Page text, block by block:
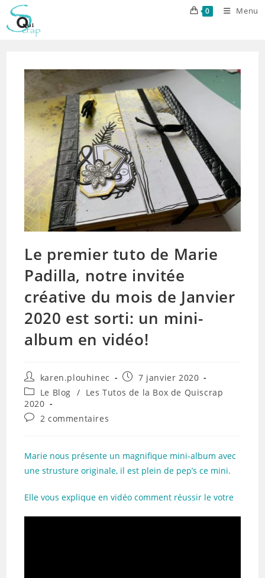
Skip
content
0 Menu
Le premier tuto de Marie
Padilla, notre invitée
créative du mois de Janvier
2020 est sorti: un mini-
album en vidéo!
Auteur/autrice
de
la
publication :
karen.plouhinec
Publication
publiée :
7 janvier 2020
Post
category:
Le Blog / Les Tutos de la Box de Quiscrap
2020
Commentaires
publication :
2 commentaires
Marie nous présente un magnifique mini-album avec
une strusture originale, il est plein de pep’s ce mini.
Elle vous explique en vidéo comment réussir le votre